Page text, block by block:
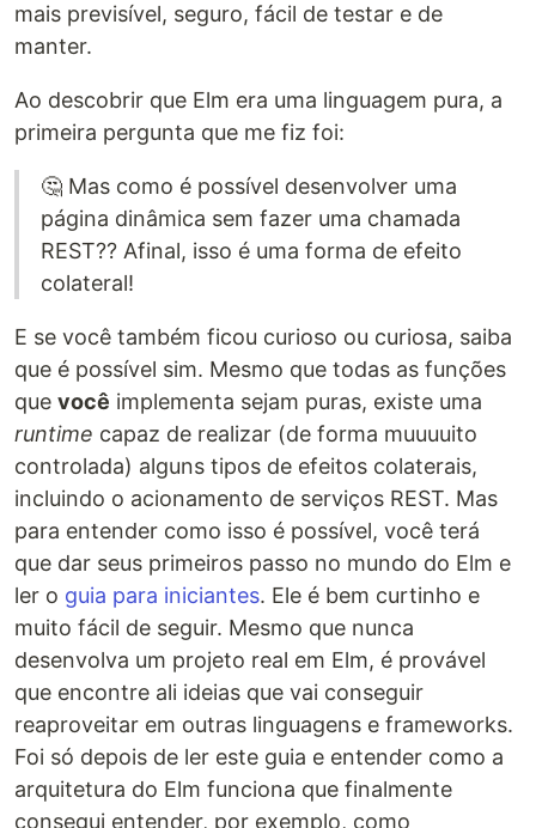
mais previsível, seguro, fácil de testar e de
manter.
Ao descobrir que Elm era uma linguagem pura, a
primeira pergunta que me fiz foi:
🤔 Mas como é possível desenvolver uma
página dinâmica sem fazer uma chamada
REST?? Afinal, isso é uma forma de efeito
colateral!
E se você também ficou curioso ou curiosa, saiba
que é possível sim. Mesmo que todas as funções
que você implementa sejam puras, existe uma
runtime capaz de realizar (de forma muuuuito
controlada) alguns tipos de efeitos colaterais,
incluindo o acionamento de serviços REST. Mas
para entender como isso é possível, você terá
que dar seus primeiros passo no mundo do Elm e
ler o guia para iniciantes. Ele é bem curtinho e
muito fácil de seguir. Mesmo que nunca
desenvolva um projeto real em Elm, é provável
que encontre ali ideias que vai conseguir
reaproveitar em outras linguagens e frameworks.
Foi só depois de ler este guia e entender como a
arquitetura do Elm funciona que finalmente
consegui entender, por exemplo, como